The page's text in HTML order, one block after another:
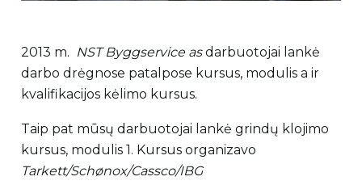
2013 m. NST Byggservice asdarbuotojai lankė
darbo drėgnose patalpose kursus, modulis a ir
kvalifikacijos kėlimo kursus.
Taip pat mūsų darbuotojai lankė grindų klojimo
kursus, modulis 1. Kursus organizavo
Tarkett/Schønox/Cassco/IBG